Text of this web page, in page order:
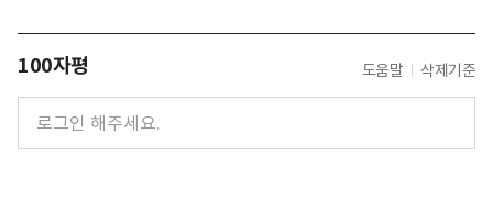
100자평 도움말 삭제기준